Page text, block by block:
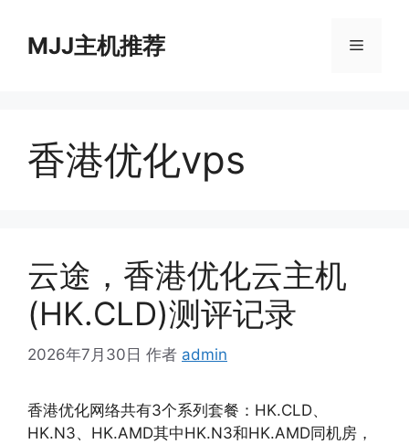
MJJ主机推荐 菜
香港优化vps
云途，香港优化云主机
(HK.CLD)测评记录
2026年7月30日 作者 admin
香港优化网络共有3个系列套餐：HK.CLD、
HK.N3、HK.AMD其中HK.N3和HK.AMD同机房，